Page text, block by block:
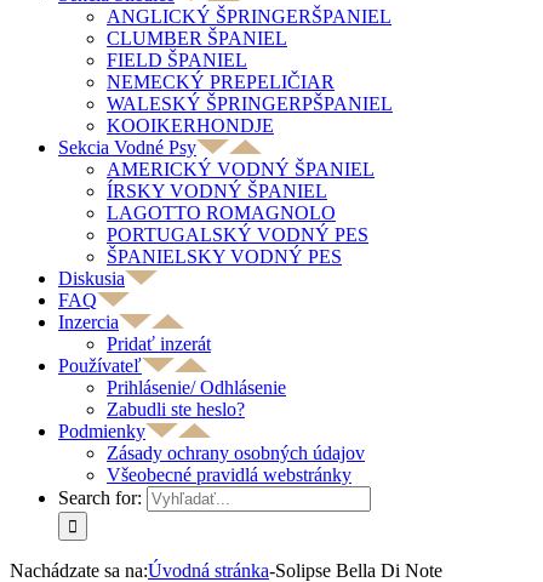
ANGLICKÝ ŠPRINGERŠPANIEL
CLUMBER ŠPANIEL
FIELD ŠPANIEL
NEMECKÝ PREPELIČIAR
WALESKÝ ŠPRINGERPŠPANIEL
KOOIKERHONDJE
Sekcia Vodné Psy
AMERICKÝ VODNÝ ŠPANIEL
ÍRSKY VODNÝ ŠPANIEL
LAGOTTO ROMAGNOLO
PORTUGALSKÝ VODNÝ PES
ŠPANIELSKY VODNÝ PES
Diskusia
FAQ
Inzercia
Pridať inzerát
Používateľ
Prihlásenie/ Odhlásenie
Zabudli ste heslo?
Podmienky
Zásady ochrany osobných údajov
Všeobecné pravidlá webstránky
Search for:
Nachádzate sa na:Úvodná stránka-Solipse Bella Di Note